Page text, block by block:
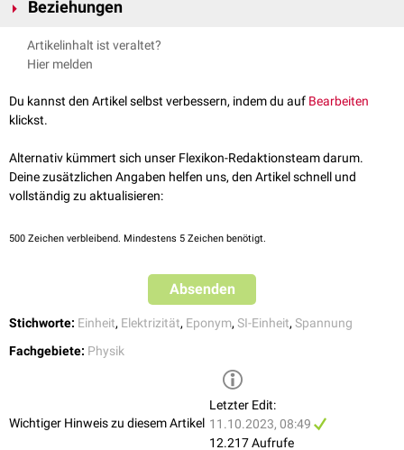
(international E), die zwischen zwei Punkten eines homogenen,
einemAmpéreund einer erbrachten
den Punkten gemessen werden kann.
Beziehungen
Mathematisch lässt sich ein Volt als Ableitung aus SI-Einheiten in
verschiedenen Formen ausdrücken. Es gilt:
Damit lässt sich die Spannung beispielsweise aus den Einheiten für
Ladungund
Artikelinhalt ist veraltet?
Hier melden
Du kannst den Artikel selbst verbessern, indem du auf Bearbeiten
klickst.
Alternativ kümmert sich unser Flexikon-Redaktionsteam darum.
Deine zusätzlichen Angaben helfen uns, den Artikel schnell und
vollständig zu aktualisieren:
500 Zeichen verbleibend. Mindestens 5 Zeichen benötigt.
Absenden
Stichworte: Einheit, Elektrizität, Eponym, SI-Einheit, Spannung
Fachgebiete: Physik
Wichtiger Hinweis zu diesem Artikel
Letzter Edit:
11.10.2023, 08:49
12.217 Aufrufe